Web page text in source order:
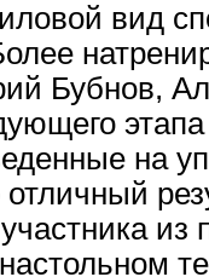
вид
Бубнов,
на